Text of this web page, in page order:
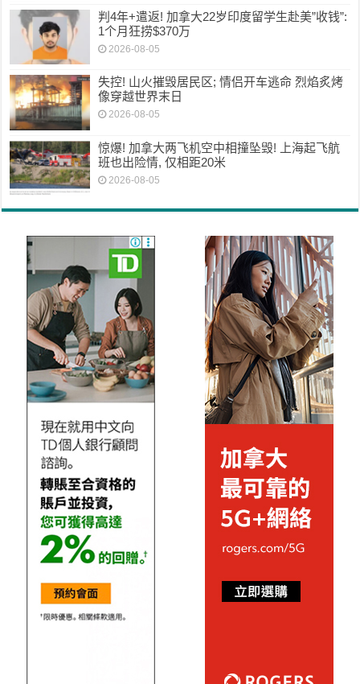
判4年+遣返! 加拿大22岁印度留学生赴美”收钱”:
1个月狂捞$370万
2026-08-05
失控! 山火摧毁居民区; 情侣开车逃命 烈焰炙烤
像穿越世界末日
2026-08-05
惊爆! 加拿大两飞机空中相撞坠毁! 上海起飞航
班也出险情, 仅相距20米
2026-08-05